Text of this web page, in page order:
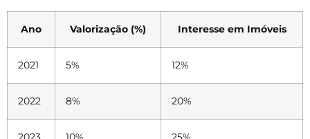
Ano Valorização (%) Interesse em Imóveis
2021 5% 12%
2022 8% 20%